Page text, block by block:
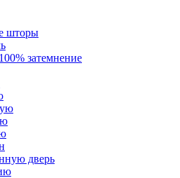
шторы
затемнение
дверь